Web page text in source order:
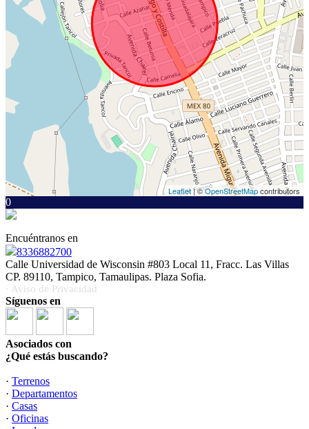
Leaflet| ©OpenStreetMapcontributors
0
Encuéntranos en
8336882700
Calle Universidad de Wisconsin #803 Local 11, Fracc. Las Villas
CP. 89110, Tampico, Tamaulipas. Plaza Sofia.
· Aviso de Privacidad
Síguenos en
Asociados con
¿Qué estás buscando?
· Terrenos
· Departamentos
· Casas
· Oficinas